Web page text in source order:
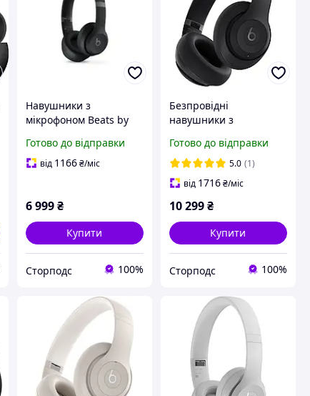
Навушники з
мікрофоном Beats by
Black (MUW23)
Готово до відправки
від 1166 ₴/міс
6 999 ₴
Купити
Сторподс 100%
Безпровідні
навушники з
Dr. Dre Studio Pro Black
(MQTP3)
Готово до відправки
5.0 (1)
від 1716₴/міс
10 299₴
Купити
Сторподс 100%